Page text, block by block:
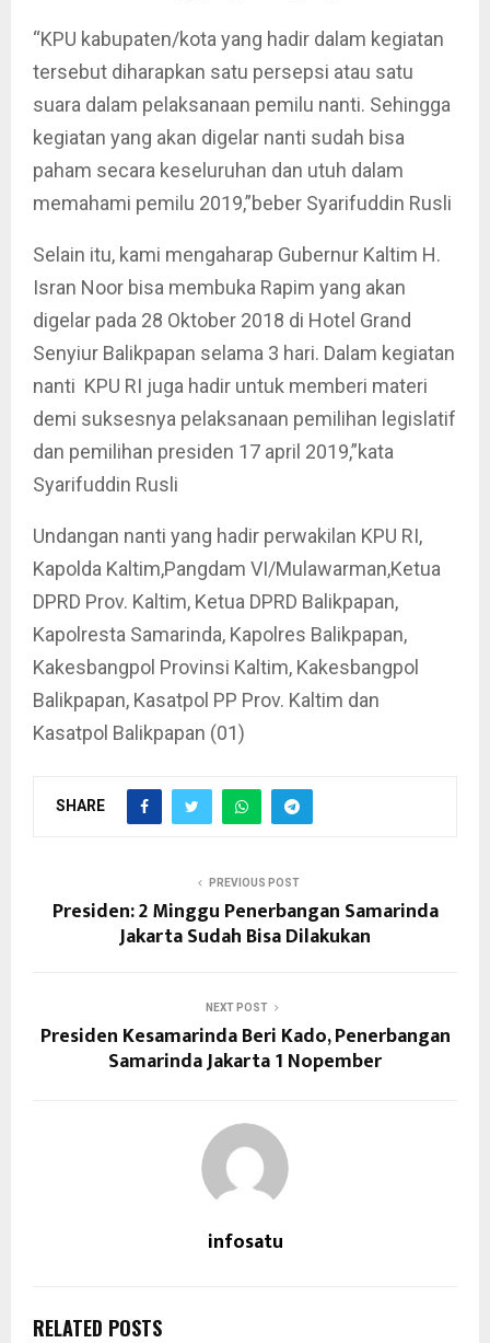
“KPU kabupaten/kota yang hadir dalam kegiatan
tersebut diharapkan satu persepsi atau satu
suara dalam pelaksanaan pemilu nanti. Sehingga
kegiatan yang akan digelar nanti sudah bisa
paham secara keseluruhan dan utuh dalam
memahami pemilu 2019,”beber Syarifuddin Rusli
Selain itu, kami mengaharap Gubernur Kaltim H.
Isran Noor bisa membuka Rapim yang akan
digelar pada 28 Oktober 2018 di Hotel Grand
Senyiur Balikpapan selama 3 hari. Dalam kegiatan
nanti KPU RI juga hadir untuk memberi materi
demi suksesnya pelaksanaan pemilihan legislatif
dan pemilihan presiden 17 april 2019,”kata
Syarifuddin Rusli
Undangan nanti yang hadir perwakilan KPU RI,
Kapolda Kaltim,Pangdam VI/Mulawarman,Ketua
DPRD Prov. Kaltim, Ketua DPRD Balikpapan,
Kapolresta Samarinda, Kapolres Balikpapan,
Kakesbangpol Provinsi Kaltim, Kakesbangpol
Balikpapan, Kasatpol PP Prov. Kaltim dan
Kasatpol Balikpapan (01)
SHARE
PREVIOUS POST
Presiden: 2 Minggu Penerbangan Samarinda
Jakarta Sudah Bisa Dilakukan
NEXT POST
Presiden Kesamarinda Beri Kado, Penerbangan
Samarinda Jakarta 1 Nopember
infosatu
RELATED POSTS